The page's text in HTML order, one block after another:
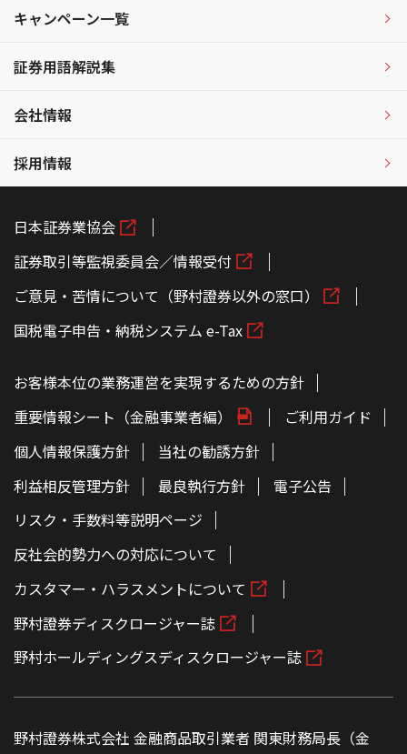
キャンペーン一覧
証券用語解説集
会社情報
採用情報
日本証券業協会
証券取引等監視委員会／情報受付
ご意見・苦情について（野村證券以外の窓口）
国税電子申告・納税システム e-Tax
お客様本位の業務運営を実現するための方針
重要情報シート（金融事業者編）
ご利用ガイド
個人情報保護方針
当社の勧誘方針
利益相反管理方針
最良執行方針
電子公告
リスク・手数料等説明ページ
反社会的勢力への対応について
カスタマー・ハラスメントについて
野村證券ディスクロージャー誌
野村ホールディングスディスクロージャー誌
野村證券株式会社 金融商品取引業者 関東財務局長（金